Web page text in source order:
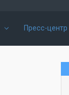
Пресс-центр